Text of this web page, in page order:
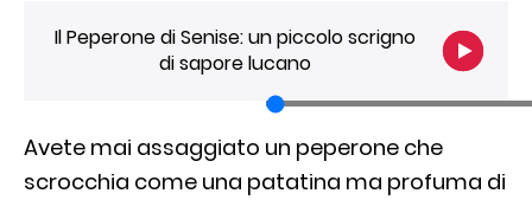
Il Peperone di Senise: un piccolo scrigno
di sapore lucano
Avete mai assaggiato un peperone che
scrocchia come una patatina ma profuma di